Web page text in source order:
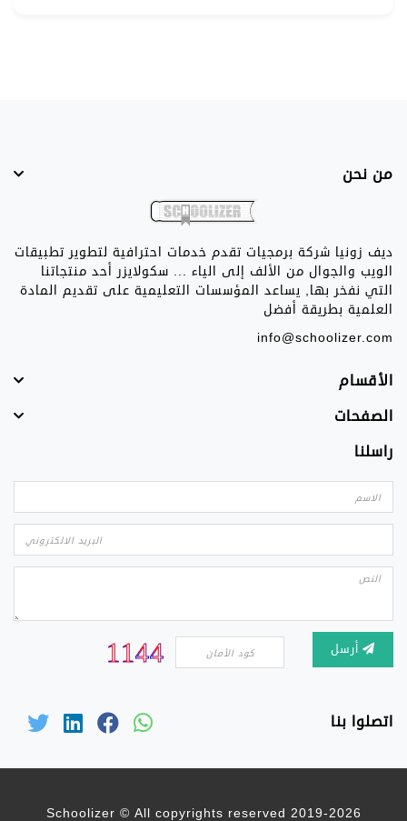
من نحن
ديف زونيا شركة برمجيات تقدم خدمات احترافية لتطوير تطبيقات
الويب والجوال من الألف إلى الياء ... سكولايزر أحد منتجاتنا
التي نفخر بها, يساعد المؤسسات التعليمية على تقديم المادة
العلمية بطريقة أفضل
info@schoolizer.com
الأقسام
الصفحات
راسلنا
أرسل
اتصلوا بنا
2019-2026 Schoolizer © All copyrights reserved